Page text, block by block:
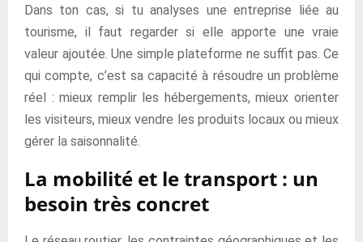
Dans ton cas, si tu analyses une entreprise liée au
tourisme, il faut regarder si elle apporte une vraie
valeur ajoutée. Une simple plateforme ne suffit pas. Ce
qui compte, c’est sa capacité à résoudre un problème
réel : mieux remplir les hébergements, mieux orienter
les visiteurs, mieux vendre les produits locaux ou mieux
gérer la saisonnalité.
La mobilité et le transport : un
besoin très concret